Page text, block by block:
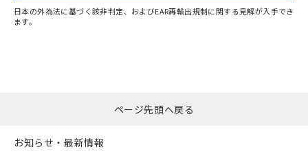
この製品のRoHS/REACH対応状況ページへ
日本の外為法に基づく該非判定、およびEAR再輸出規制に関する見解が入手でき
ます。
ページ先頭へ戻る
お知らせ・最新情報